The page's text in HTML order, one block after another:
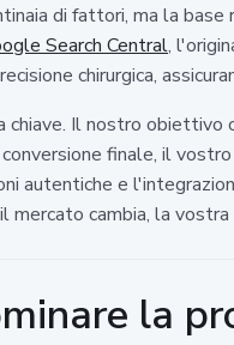
di fattori, ma la
Search Central,
chirurgica,
Il nostro
finale, il
autentiche e
cambia, la
la